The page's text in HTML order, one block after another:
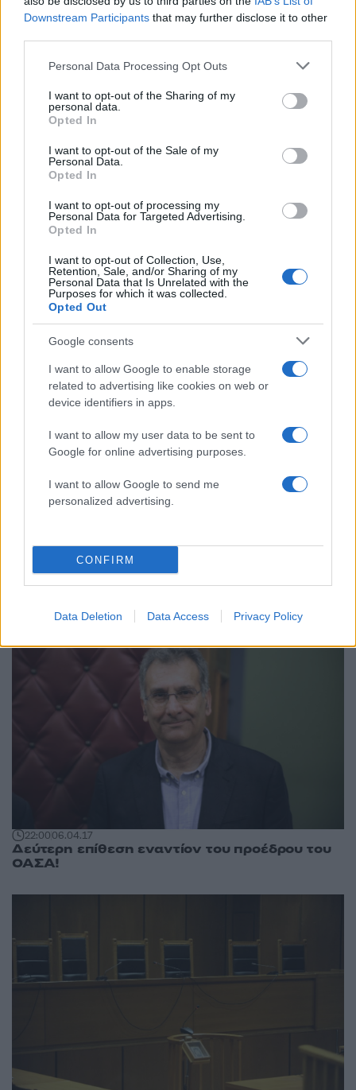
Downstream Participants that may further disclose it to other
Please note that this website/app uses one or more Google
not limited to your visit or usage behaviour. You may click to
grant or deny consent to Google and its third-party tags to
use your data for below specified purposes in below Google
consent section.
Personal Data Processing Opt Outs
I want to opt-out of the Sharing of my
personal data.
Opted In
I want to opt-out of the Sale of my
Personal Data.
Opted In
I want to opt-out of processing my
Personal Data for Targeted Advertising.
Opted In
I want to opt-out of Collection, Use,
Retention, Sale, and/or Sharing of my
Personal Data that Is Unrelated with the
Purposes for which it was collected.
Opted Out
Google consents
I want to allow Google to enable storage
related to advertising like cookies on web or
device identifiers in apps.
I want to allow my user data to be sent to
Google for online advertising purposes.
I want to allow Google to send me
personalized advertising.
CONFIRM
Data Deletion Data Access Privacy Policy
Αίγυπτος: Οι αρχές ταυτοποίησαν τον καμικάζι
της επίθεσης στην εκκλησία
Βοιωτία: Λήστεψαν με ρόπαλα τον βουλευτή
του ΣΥΡΙΖΑ Νίκο Θηβαίο – Ενέδρα στη
γέφυρα του τρόμου!
22:0006.04.17
Δεύτερη επίθεση εναντίον του προέδρου του
ΟΑΣΑ!